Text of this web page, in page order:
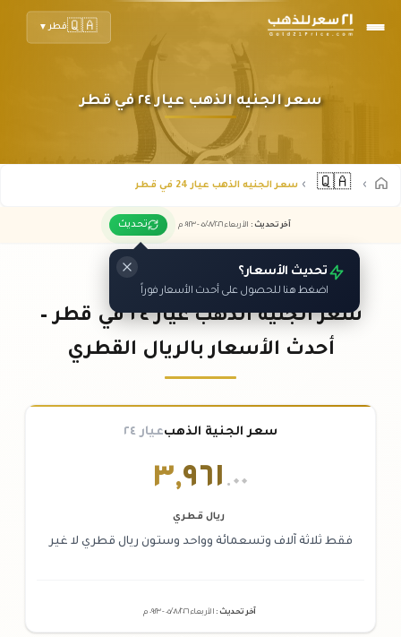
🇶🇦قطر▼
سعر الجنيه الذهب عيار ٢٤ في قطر
🇶🇦 سعر الجنيه الذهب عيار 24 في قطر
آخر تحديث : الأربعاء ٠٥ /٠٨/٢٠٢٦ - ٠٩:٢٣ م تحديث
تحديث الأسعار؟
اضغط هنا للحصول على أحدث الأسعار فوراً
سعر الجنيه الذهب عيار ٢٤ في قطر –
أحدث الأسعار بالريال القطري
سعر الجنية الذهبعيار ٢٤
٣,٩٦١ .٠٠
ريال قطري
فقط ثلاثة آلاف وتسعمائة وواحد وستون ريال قطري لا غير
آخر تحديث : الأربعاء ٠٥ /٠٨/٢٠٢٦ - ٠٩:٢٣م